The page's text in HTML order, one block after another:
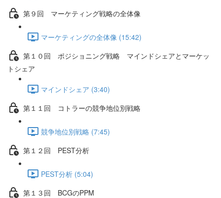
第９回 マーケティング戦略の全体像
マーケティングの全体像 (15:42)
第１０回 ポジショニング戦略 マインドシェアとマーケッ
トシェア
マインドシェア (3:40)
第１１回 コトラーの競争地位別戦略
競争地位別戦略 (7:45)
第１２回 PEST分析
PEST分析 (5:04)
第１３回 BCGのPPM